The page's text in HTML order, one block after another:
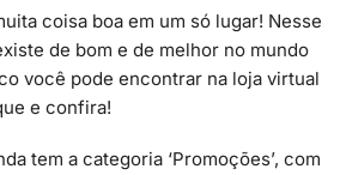
coisa boa em um só lugar! Nesse
de bom e de melhor no mundo
você pode encontrar na loja virtual
e confira!
tem a categoria ‘Promoções’, com